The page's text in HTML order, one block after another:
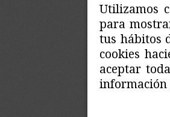
Utilizamos
para
tus hábitos
cookies
aceptar